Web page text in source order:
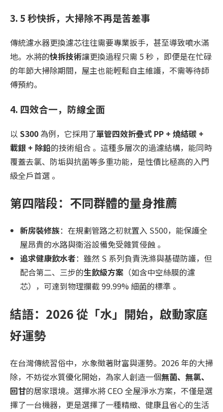
3. 5 秒快拆，大掃除不再是苦差事
傳統濾水器更換濾芯往往需要專業扳手，甚至導致噴水滿
地。水將的快拆技術讓更換過程只需 5 秒 ，即便是在忙碌
的年節大掃除期間，屋主也能輕鬆自主維護，不需等待師
傅預約。
4. 四效合一，防線全面
以 S300 為例，它採用了單管四效折疊式 PP + 燒結碳 +
載銀 + 除鉛的技術組合 。這種多層次的過濾結構，能同時
覆蓋去氯、防垢與抗菌等多重功能，是性價比極高的入門
級全戶首選 。
第四階段：不同群體的量身推薦
新房裝修族：在規劃管路之初就置入 S500，能保護全
屋昂貴的水路與衛浴設備免受雜質侵蝕 。
追求健康飲水者：雖然 S 系列負責洗滌與基礎防護，但
配合第二、三步的生飲級方案 （如含中空絲膜的濾
芯），可達到物理攔截 99.99% 細菌的標準 。
結語：2026 從「水」開始，啟動家庭
好運勢
在台灣傳統習俗中，水象徵著財富與運勢。2026 年的大掃
除，不妨從水質優化開始，為家人創造一個無菌、無氯、
回甘的居家環境。選擇水將 CEO 全屋淨水方案，不僅是選
擇了一台機器，更是選擇了一種精緻、健康且省心的生活